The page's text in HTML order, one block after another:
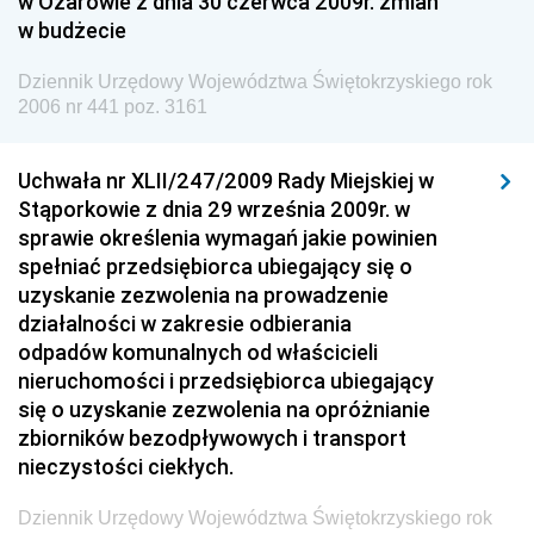
Społecznej
Dziennik Urzędowy Urzędu Lotnictwa Cywilnego
Dziennik Urzędowy Ministerstwa Hutnictwa i
Przemysłu Maszynowego
Dziennik Urzędowy Ministerstwa Zdrowia i Opieki
Społecznej
Dziennik Urzędowy Ministerstwa Rolnictwa, Leśnictwa
i Gospodarki Żywnościowej
Dziennik Urzędowy Ministra Spraw Wewnętrznych
Dziennik Urzędowy Ministra Transportu, Budownictwa
i Gospodarki Morskiej
Dziennik Urzędowy Ministra Administracji i Cyfryzacji
w budżecie
Dziennik Urzędowy Województwa Świętokrzyskiego rok
2006 nr 441 poz. 3161
Uchwała nr XLII/247/2009 Rady Miejskiej w
Stąporkowie z dnia 29 września 2009r. w
sprawie określenia wymagań jakie powinien
spełniać przedsiębiorca ubiegający się o
uzyskanie zezwolenia na prowadzenie
działalności w zakresie odbierania
odpadów komunalnych od właścicieli
nieruchomości i przedsiębiorca ubiegający
się o uzyskanie zezwolenia na opróżnianie
zbiorników bezodpływowych i transport
nieczystości ciekłych.
Dziennik Urzędowy Województwa Świętokrzyskiego rok